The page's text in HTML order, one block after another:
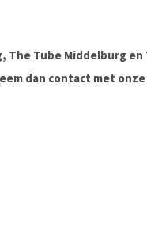
The Tube Middelburg en
dan contact met onze